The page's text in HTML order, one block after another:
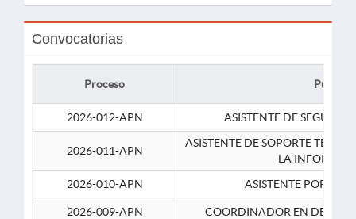
Convocatorias
Proceso Puesto
2026-012-APN ASISTENTE DE
2026-011-APN
ASISTENTE DE SOPORTE
LA
2026-010-APN
ASISTENTE
2026-009-APN COORDINADOR EN